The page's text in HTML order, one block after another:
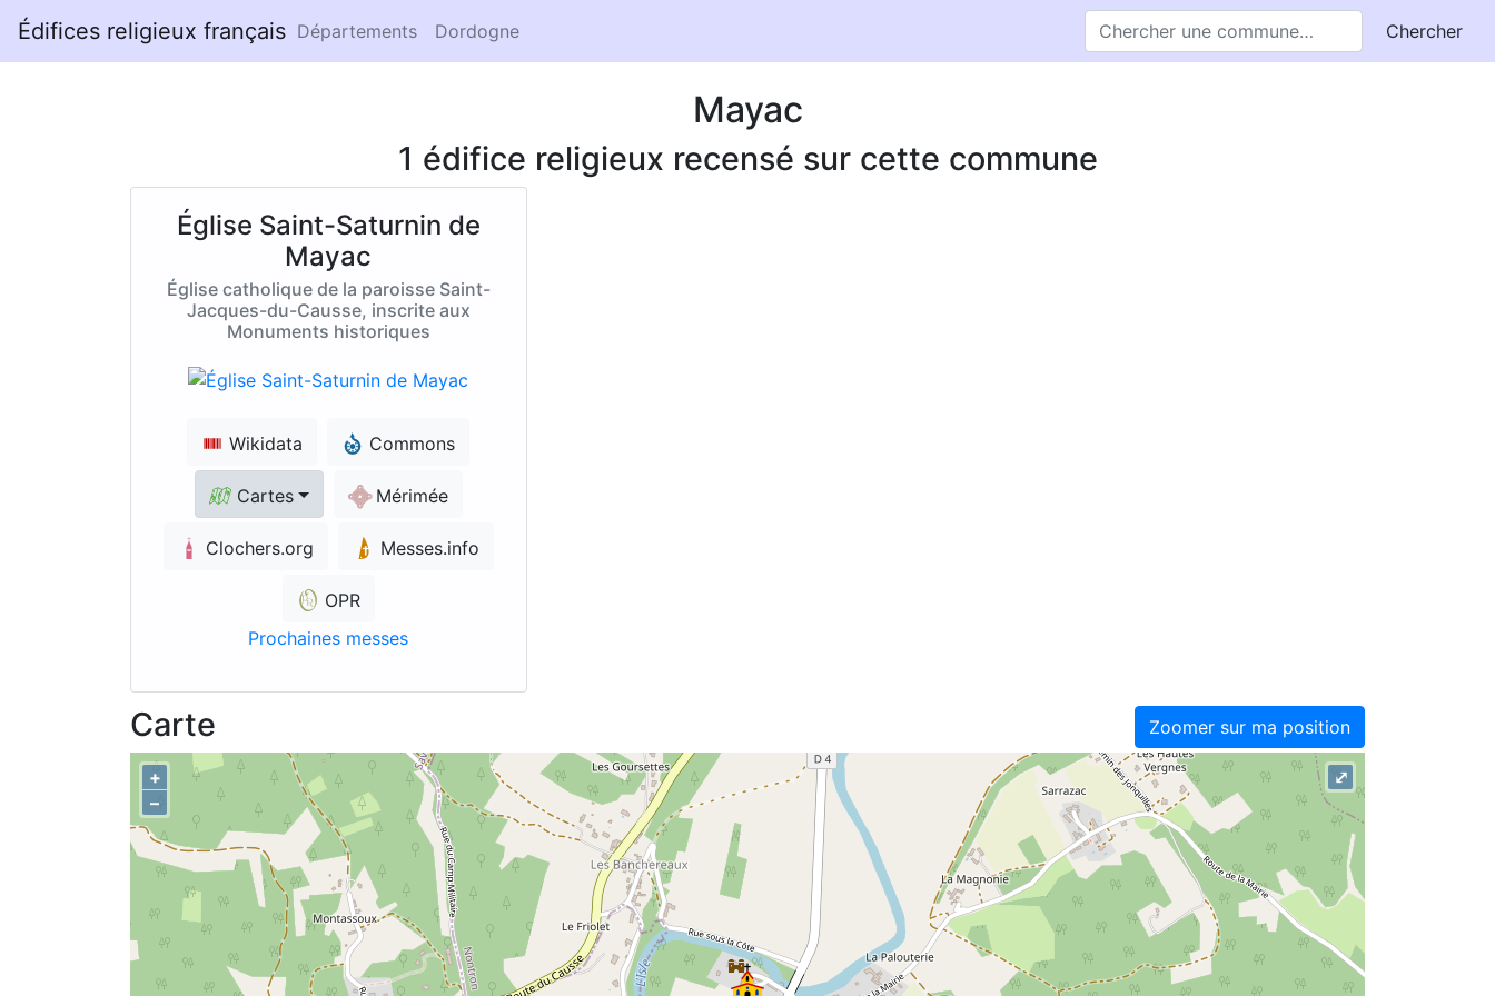
Édifices religieux français Départements Dordogne Chercher
Mayac
1 édifice religieux recensé sur cette commune
Église Saint-Saturnin de
Mayac
Église catholique de la paroisse Saint-
Jacques-du-Causse, inscrite aux
Monuments historiques
Wikidata Commons
Cartes Mérimée
Clochers.org Messes.info
OPR
Prochaines messes
Zoomer sur ma position
Carte
+
–
⤢